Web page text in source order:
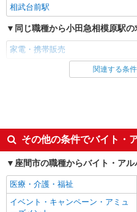
相武台前駅
同じ職種から小田急相模原駅
家電・携帯販売
同じ雇用形態から小田急相模原
即日勤務OK
Web面接OK
ミドル（40代～）活躍中
語学力を活かせる（英語以外）
ボーナス・賞与あり
関連する条
その他の条件でバイト・
座間市の職種からバイト・ア
医療・介護・福祉
イベント・キャンペーン・アミュ